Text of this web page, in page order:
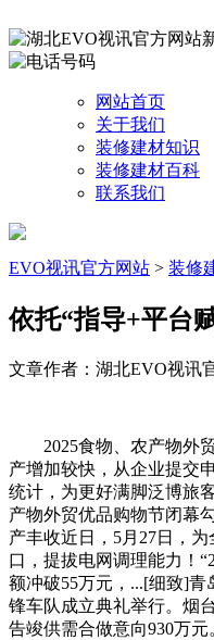
网站首页
关于我们
装修建材知识
装修建材百科
联系我们
EVO视讯官方网站 > 装修
依托“指导+平台
文章作者：湖北EVO视讯
2025食物、农产物外贸
产增加较快，从企业提交
统计，为更好满脚泛博旅
产物外贸优品购物节闭幕
产丰收近日，5月27日，
口，提拔电网调理能力！
额冲破55万元，...[细致]
锋车队成立典礼举行。烟
告竣供需合做意向930万